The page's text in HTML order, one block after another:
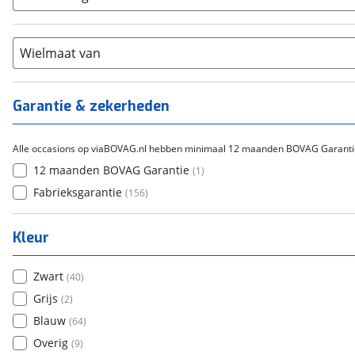
(0)
Flyer (0)
Overig ( 0)
21+
Chroom-molybdeen (0)
Scandium
Staal (0 )
Tica
Wielmaat van
Garantie & zekerheden
Alle occasions op viaBOVAG.nl hebben minimaal 12 maanden BOVAG
12 maanden BOVAG Garantie (1)
Fabrieksgarantie (156)
Kleur
Zwart (40)
Grijs (2)
Blauw (64)
Overig (9)